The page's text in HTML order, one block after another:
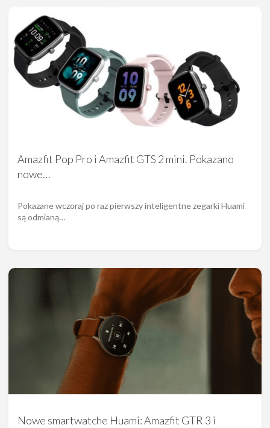
Amazfit Pop Pro i Amazfit GTS 2 mini. Pokazano
nowe…
Pokazane wczoraj po raz pierwszy inteligentne zegarki Huami
są odmianą…
Nowe smartwatche Huami: Amazfit GTR 3 i